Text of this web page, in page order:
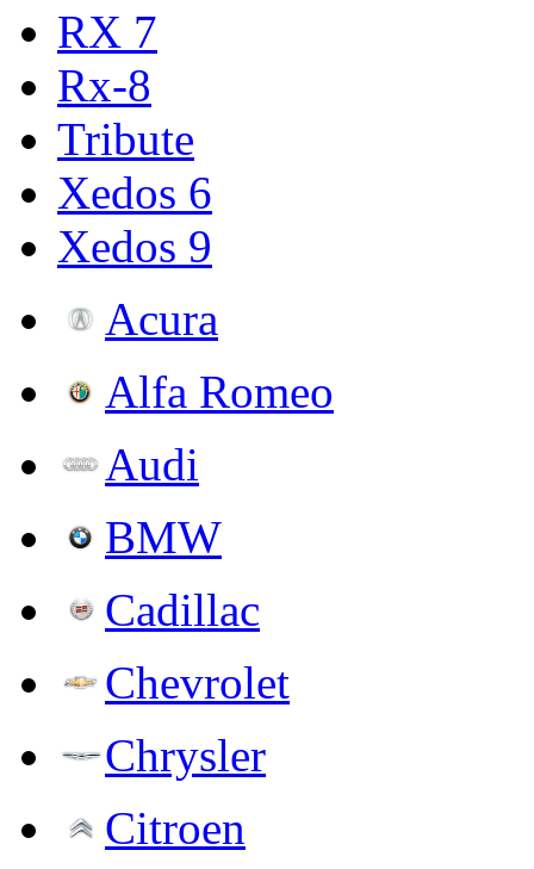
RX 7
Rx-8
Tribute
Xedos 6
Xedos 9
Acura
Alfa Romeo
Audi
BMW
Cadillac
Chevrolet
Chrysler
Citroen